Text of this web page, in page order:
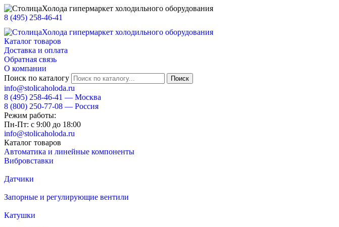
8 (495) 258-46-41
Каталог товаров
Доставка и оплата
Обратная связь
О компании
Поиск по каталогу
info@stolicaholoda.ru
8 (495) 258-46-41 — Москва
8 (800) 250-77-08 — Россия
Режим работы:
Пн-Пт: с 9:00 до 18:00
info@stolicaholoda.ru
Каталог товаров
Автоматика и линейные компоненты
Вибровставки
Датчики
Запорные и регулирующие вентили
Катушки